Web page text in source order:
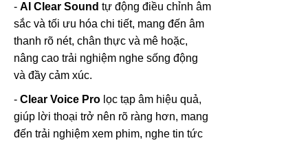
- AI Clear Sound tự động điều chỉnh âm
sắc và tối ưu hóa chi tiết, mang đến âm
thanh rõ nét, chân thực và mê hoặc,
nâng cao trải nghiệm nghe sống động
và đầy cảm xúc.
- Clear Voice Pro lọc tạp âm hiệu quả,
giúp lời thoại trở nên rõ ràng hơn, mang
đến trải nghiệm xem phim, nghe tin tức